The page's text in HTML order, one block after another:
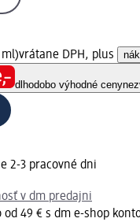
ml)vrátane DPH, plus
dlhodobo výhodné ceny
2-3 pracovné dni
v dm predajni
od 49 € s dm e-shop